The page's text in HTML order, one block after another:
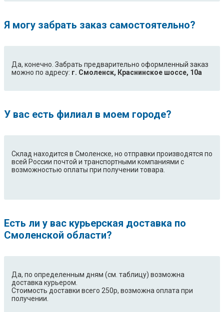
Я могу забрать заказ самостоятельно?
Да, конечно. Забрать предварительно оформленный заказ
можно по адресу: г. Смоленск, Краснинское шоссе, 10а
У вас есть филиал в моем городе?
Склад находится в Смоленске, но отправки производятся по
всей России почтой и транспортными компаниями с
возможностью оплаты при получении товара.
Есть ли у вас курьерская доставка по
Смоленской области?
Да, по определенным дням (см. таблицу) возможна
доставка курьером.
Стоимость доставки всего 250р, возможна оплата при
получении.